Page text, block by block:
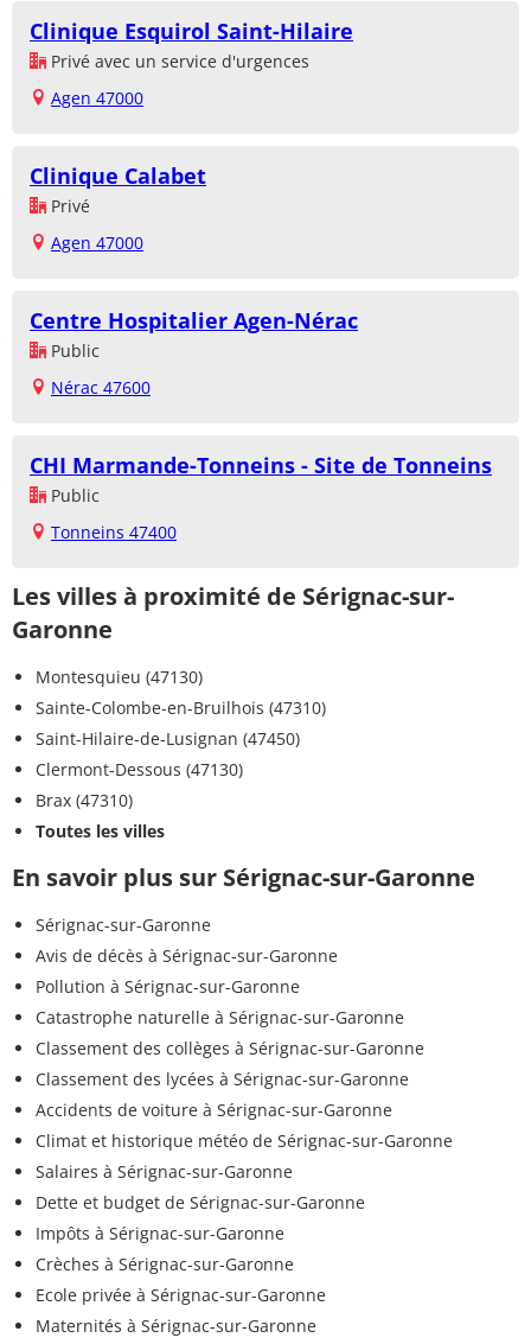
Clinique Esquirol Saint-Hilaire
Privé avec un service d'urgences
Agen 47000
Clinique Calabet
Privé
Agen 47000
Centre Hospitalier Agen-Nérac
Public
Nérac 47600
CHI Marmande-Tonneins - Site de Tonneins
Public
Tonneins 47400
Les villes à proximité de Sérignac-sur-
Garonne
Montesquieu (47130)
Sainte-Colombe-en-Bruilhois (47310)
Saint-Hilaire-de-Lusignan (47450)
Clermont-Dessous (47130)
Brax (47310)
Toutes les villes
En savoir plus sur Sérignac-sur-Garonne
Sérignac-sur-Garonne
Avis de décès à Sérignac-sur-Garonne
Pollution à Sérignac-sur-Garonne
Catastrophe naturelle à Sérignac-sur-Garonne
Classement des collèges à Sérignac-sur-Garonne
Classement des lycées à Sérignac-sur-Garonne
Accidents de voiture à Sérignac-sur-Garonne
Climat et historique météo de Sérignac-sur-Garonne
Salaires à Sérignac-sur-Garonne
Dette et budget de Sérignac-sur-Garonne
Impôts à Sérignac-sur-Garonne
Crèches à Sérignac-sur-Garonne
Ecole privée à Sérignac-sur-Garonne
Maternités à Sérignac-sur-Garonne